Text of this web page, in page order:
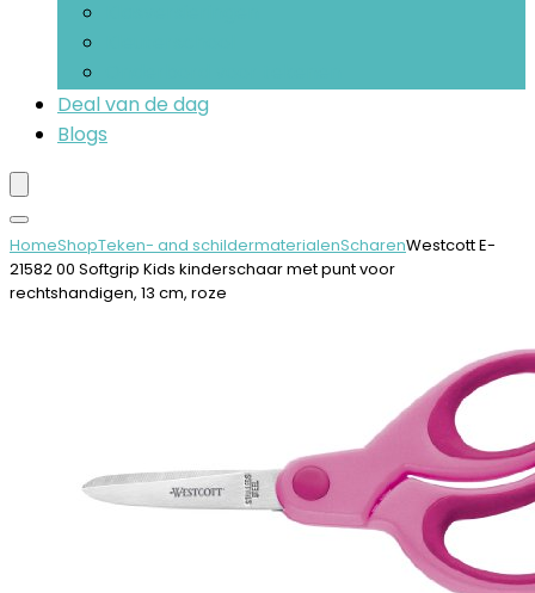
Deal van de dag
Blogs
HomeShopTeken- and schildermaterialenScharenWestcott E-
21582 00 Softgrip Kids kinderschaar met punt voor
rechtshandigen, 13 cm, roze